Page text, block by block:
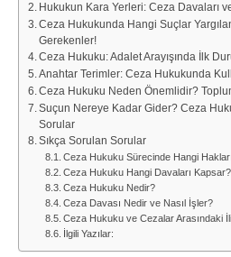
Hukukun Kara Yerleri: Ceza Davaları
Ceza Hukukunda Hangi Suçlar
Gerekenler!
Ceza Hukuku: Adalet Arayışında İlk
Anahtar Terimler: Ceza Hukukunda
Ceza Hukuku Neden Önemlidir?
Suçun Nereye Kadar Gider? Ceza
Sorular
Sıkça Sorulan Sorular
Ceza Hukuku Sürecinde Hangi
Ceza Hukuku Hangi Davaları Kapsar?
Ceza Hukuku Nedir?
Ceza Davası Nedir ve Nasıl İşler?
Ceza Hukuku ve Cezalar Arasındaki
İlgili Yazılar: